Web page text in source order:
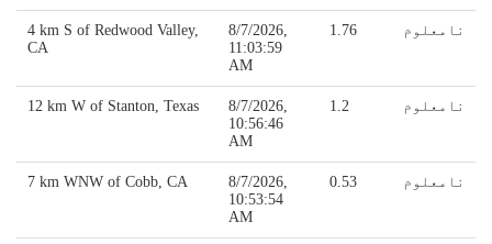
4 km S of Redwood Valley,
CA
8/7/2026,
11:03:59
AM
1.76 نامعلوم
12 km W of Stanton, Texas
8/7/2026,
10:56:46
AM
1.2 نامعلوم
7 km WNW of Cobb, CA
8/7/2026,
10:53:54
AM
0.53 نامعلوم